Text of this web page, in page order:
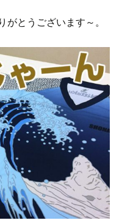
とうございます～。